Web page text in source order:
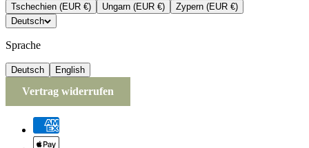
Tschechien (EUR €)
Ungarn (EUR €)
Zypern (EUR €)
Deutsch
Sprache
Deutsch English
Vertrag widerrufen